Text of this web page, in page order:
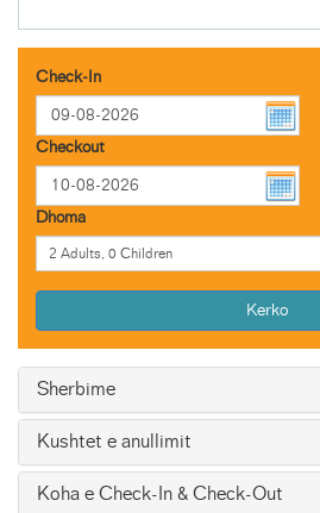
Check-In
Checkout
Dhoma
Kerko
Sherbime
Kushtet e anullimit
Koha e Check-In & Check-Out